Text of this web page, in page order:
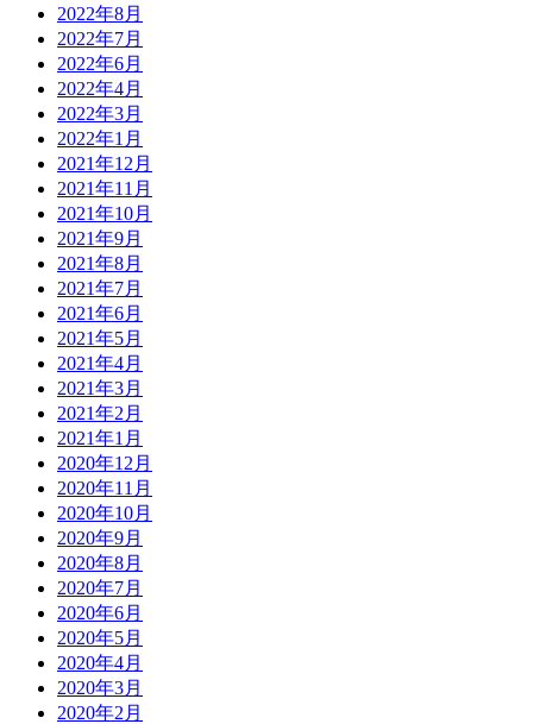
2022年8月
2022年7月
2022年6月
2022年4月
2022年3月
2022年1月
2021年12月
2021年11月
2021年10月
2021年9月
2021年8月
2021年7月
2021年6月
2021年5月
2021年4月
2021年3月
2021年2月
2021年1月
2020年12月
2020年11月
2020年10月
2020年9月
2020年8月
2020年7月
2020年6月
2020年5月
2020年4月
2020年3月
2020年2月